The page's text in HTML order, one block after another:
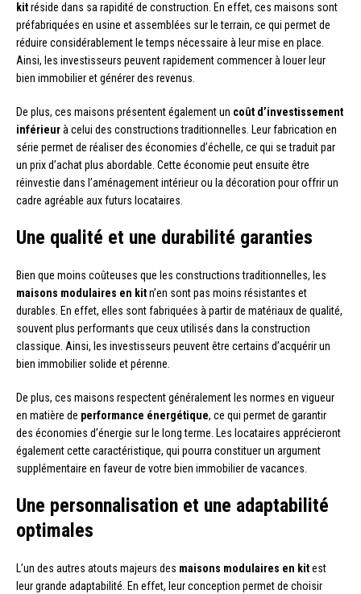
kitréside dans sa rapidité de construction. En effet, ces maisons sont
préfabriquées en usine et assemblées sur le terrain, ce qui permet de
réduire considérablement le temps nécessaire à leur mise en place.
Ainsi, les investisseurs peuvent rapidement commencer à louer leur
bien immobilier et générer des revenus.
De plus, ces maisons présentent également un coût d’investissement
inférieurà celui des constructions traditionnelles. Leur fabrication en
série permet de réaliser des économies d’échelle, ce qui se traduit par
un prix d’achat plus abordable. Cette économie peut ensuite être
réinvestie dans l’aménagement intérieur ou la décoration pour offrir un
cadre agréable aux futurs locataires.
Une qualité et une durabilité garanties
Bien que moins coûteuses que les constructions traditionnelles, les
maisons modulaires en kitn’en sont pas moins résistantes et
durables. En effet, elles sont fabriquées à partir de matériaux de qualité,
souvent plus performants que ceux utilisés dans la construction
classique. Ainsi, les investisseurs peuvent être certains d’acquérir un
bien immobilier solide et pérenne.
De plus, ces maisons respectent généralement les normes en vigueur
en matière de performance énergétique, ce qui permet de garantir
des économies d’énergie sur le long terme. Les locataires apprécieront
également cette caractéristique, qui pourra constituer un argument
supplémentaire en faveur de votre bien immobilier de vacances.
Une personnalisation et une adaptabilité
optimales
L’un des autres atouts majeurs des maisons modulaires en kitest
leur grande adaptabilité. En effet, leur conception permet de choisir